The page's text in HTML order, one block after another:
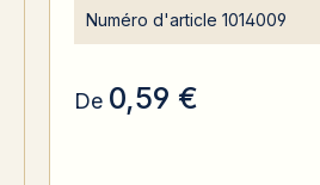
Numéro d'article 1014009
De 0,59 €